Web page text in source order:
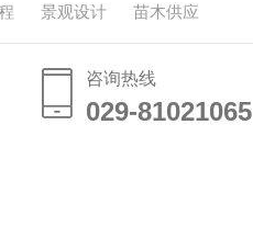
景观设计 苗木供应
咨询热线
029-81021065
029-81021065